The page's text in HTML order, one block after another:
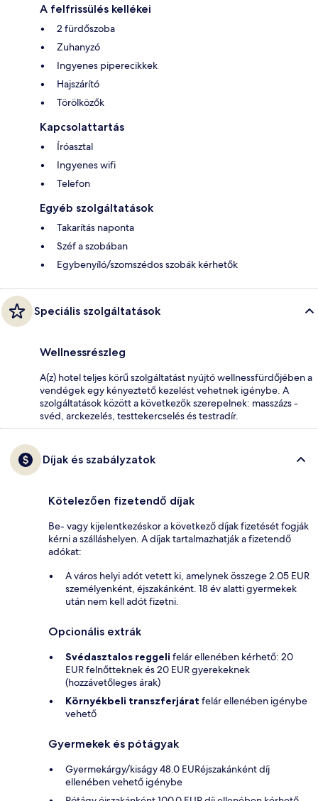
A felfrissülés kellékei
2 fürdőszoba
Zuhanyzó
Ingyenes piperecikkek
Hajszárító
Törölközők
Kapcsolattartás
Íróasztal
Ingyenes wifi
Telefon
Egyéb szolgáltatások
Takarítás naponta
Széf a szobában
Egybenyíló/szomszédos szobák kérhetők
Speciális szolgáltatások
Wellnessrészleg
A(z) hotel teljes körű szolgáltatást nyújtó wellnessfürdőjében a
vendégek egy kényeztető kezelést vehetnek igénybe. A
szolgáltatások között a következők szerepelnek: masszázs -
svéd, arckezelés, testtekercselés és testradír.
Díjak és szabályzatok
Kötelezően fizetendő díjak
Be- vagy kijelentkezéskor a következő díjak fizetését fogják
kérni a szálláshelyen. A díjak tartalmazhatják a fizetendő
adókat:
A város helyi adót vetett ki, amelynek összege 2.05 EUR
személyenként, éjszakánként. 18 év alatti gyermekek
után nem kell adót fizetni.
Opcionális extrák
Svédasztalos reggeli felár ellenében kérhető: 20
EUR felnőtteknek és 20 EUR gyerekeknek
(hozzávetőleges árak)
Környékbeli transzferjárat felár ellenében igénybe
vehető
Gyermekek és pótágyak
Gyermekárgy/kiságy 48.0 EURéjszakánként díj
ellenében vehető igénybe